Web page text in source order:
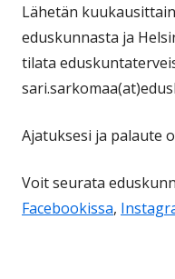
Lähetän
eduskunnasta ja
tilata
Ajatuksesi ja palaute
Voit seurata
Facebookissa,